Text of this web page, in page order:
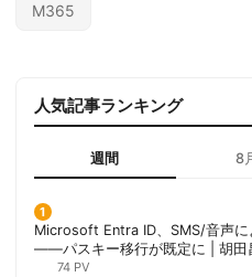
M365
人気記事ランキング
週間 8
Microsoft Entra ID、SMS/音声
——パスキー移行が既定に | 胡田
74 PV